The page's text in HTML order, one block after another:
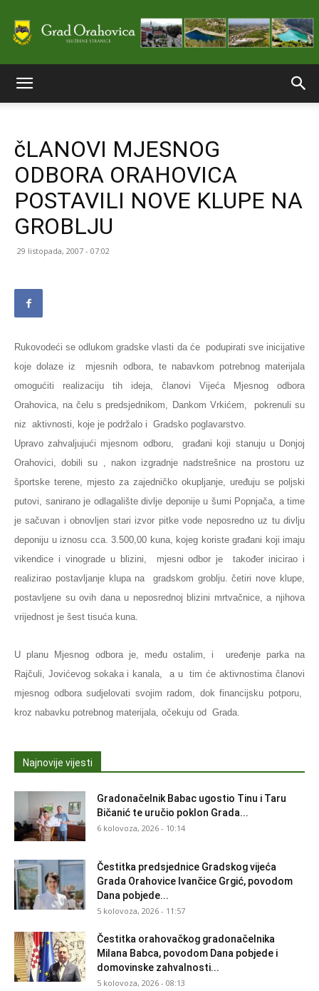
stranice
Grada
čLANOVI MJESNOG
ODBORA ORAHOVICA
POSTAVILI NOVE KLUPE NA
GROBLJU
29 listopada, 2007 - 07:02
Rukovodeći se odlukom gradske vlasti da će podupirati sve inicijative
koje dolaze iz mjesnih odbora, te nabavkom potrebnog materijala
omogućiti realizaciju tih ideja, članovi Vijeća Mjesnog odbora
Orahovica, na čelu s predsjednikom, Dankom Vrkićem, pokrenuli su
niz aktivnosti, koje je podržalo i Gradsko poglavarstvo.
Upravo zahvaljujući mjesnom odboru, građani koji stanuju u Donjoj
Orahovici, dobili su , nakon izgradnje nadstrešnice na prostoru uz
športske terene, mjesto za zajedničko okupljanje, uređuju se poljski
putovi, sanirano je odlagalište divlje deponije u šumi Popnjača, a time
je sačuvan i obnovljen stari izvor pitke vode neposredno uz tu divlju
deponiju u iznosu cca. 3.500,00 kuna, kojeg koriste građani koji imaju
vikendice i vinograde u blizini, mjesni odbor je također inicirao i
realizirao postavljanje klupa na gradskom groblju. četiri nove klupe,
postavljene su ovih dana u neposrednoj blizini mrtvačnice, a njihova
vrijednost je šest tisuća kuna.
U planu Mjesnog odbora je, među ostalim, i uređenje parka na
Rajčuli, Jovićevog sokaka i kanala, a u tim će aktivnostima članovi
mjesnog odbora sudjelovati svojim radom, dok financijsku potporu,
kroz nabavku potrebnog materijala, očekuju od Grada.
Najnovije vijesti
Gradonačelnik Babac ugostio Tinu i Taru
Bičanić te uručio poklon Grada...
6 kolovoza, 2026 - 10:14
Čestitka predsjednice Gradskog vijeća
Grada Orahovice Ivančice Grgić, povodom
Dana pobjede...
5 kolovoza, 2026 - 11:57
Čestitka orahovačkog gradonačelnika
Milana Babca, povodom Dana pobjede i
domovinske zahvalnosti...
5 kolovoza, 2026 - 08:13